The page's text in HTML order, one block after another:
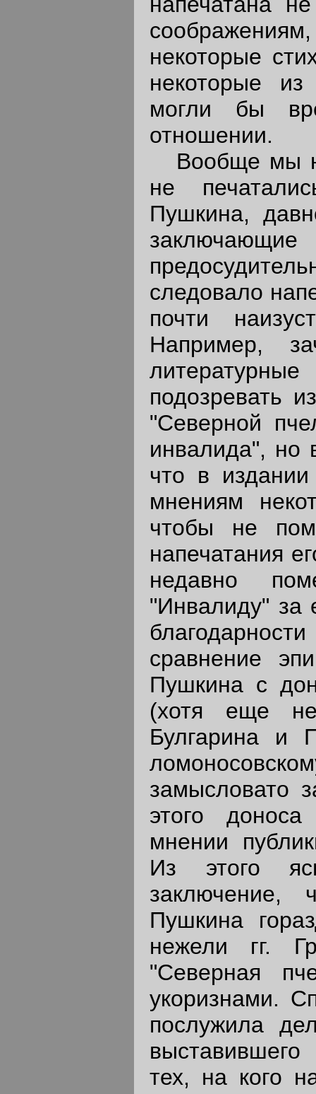
некоторые
некоторые
могли бы
отношении.
Вообще мы
не
Пушкина,
следовало
почти
Например,
подозревать
"Северной
инвалида", но
что в издании
мнениям
чтобы не
напечатания
недавно
"Инвалиду" за
сравнение
Пушкина с
(хотя еще
Булгарина и
замысловато
этого
мнении
Из этого
Пушкина
нежели гг.
"Северная
укоризнами.
послужила
тех, на кого